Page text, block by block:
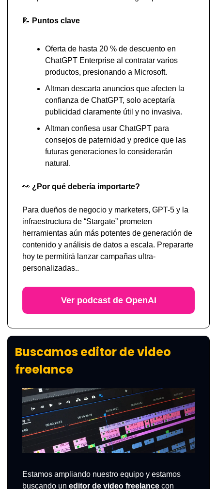
📝 Puntos clave
Oferta de hasta 20 % de descuento en
ChatGPT Enterprise al contratar varios
productos, presionando a Microsoft.
Altman descarta anuncios que afecten la
confianza de ChatGPT, solo aceptaría
publicidad claramente útil y no invasiva.
Altman confiesa usar ChatGPT para
consejos de paternidad y predice que las
futuras generaciones lo considerarán
natural.
👀 ¿Por qué debería importarte?
Para dueños de negocio y marketers, GPT-5 y la
infraestructura de “Stargate” prometen
herramientas aún más potentes de generación de
contenido y análisis de datos a escala. Prepararte
hoy te permitirá lanzar campañas ultra-
personalizadas..
Ver podcast de OpenAI
Buscamos editor de video
freelance
Estamos ampliando nuestro equipo y estamos
buscando un editor de video freelance con